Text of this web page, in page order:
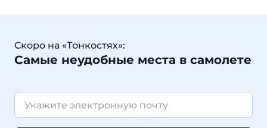
Скоро на «Тонкостях»:
Самые неудобные места в самолете